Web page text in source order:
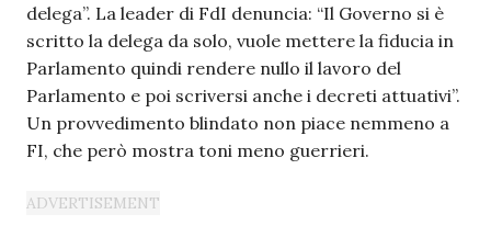
delega”. La leader di FdI denuncia: “Il Governo si è
scritto la delega da solo, vuole mettere la fiducia in
Parlamento quindi rendere nullo il lavoro del
Parlamento e poi scriversi anche i decreti attuativi”.
Un provvedimento blindato non piace nemmeno a
FI, che però mostra toni meno guerrieri.